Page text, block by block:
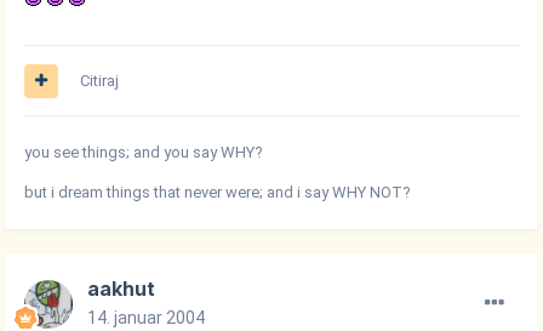
Citiraj
you see things; and you say WHY?
but i dream things that never were; and i say WHY NOT?
aakhut
14. januar 2004